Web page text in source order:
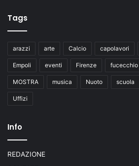
Tags
arazzi arte Calcio capolavori
Empoli eventi Firenze fucecchio
MOSTRA musica Nuoto scuola
Uffizi
Info
REDAZIONE